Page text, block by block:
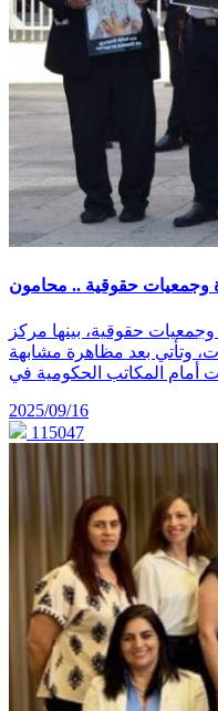
حقوقية، بينها مركز
وتأتي بعد مظاهرة مشابهة
2025/09/16
115047